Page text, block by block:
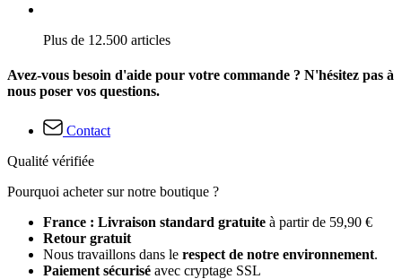
Plus de 12.500 articles
Avez-vous besoin d'aide pour votre commande ? N'hésitez pas à
nous poser vos questions.
Contact
Qualité vérifiée
Pourquoi acheter sur notre boutique ?
France : Livraison standard gratuite à partir de 59,90 €
Retour gratuit
Nous travaillons dans le respect de notre environnement.
Paiement sécurisé avec cryptage SSL